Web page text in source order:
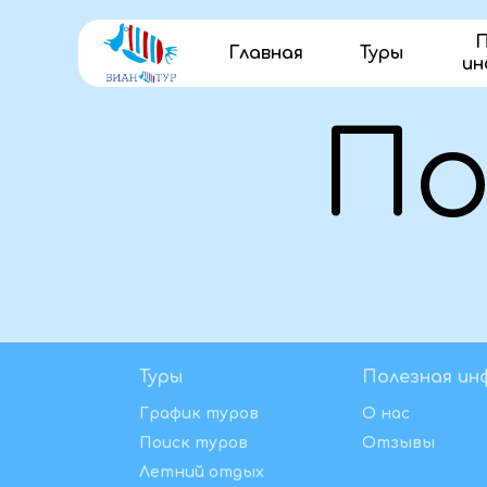
Главная Туры
Полезная
О нас
Отзывы
Летний отдых
График туров
Туры
Поиск туров